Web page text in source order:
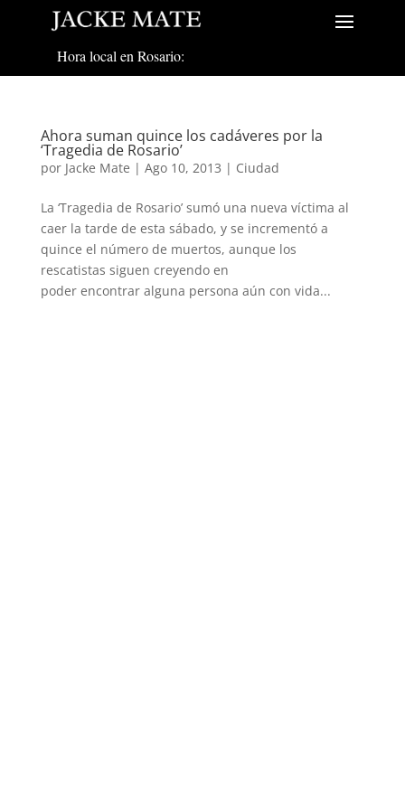
Hora local en Rosario:
Ahora suman quince los cadáveres por la
‘Tragedia de Rosario’
por Jacke Mate | Ago 10, 2013 | Ciudad
La ‘Tragedia de Rosario’ sumó una nueva víctima al
caer la tarde de esta sábado, y se incrementó a
quince el número de muertos, aunque los
rescatistas siguen creyendo en
poder encontrar alguna persona aún con vida...